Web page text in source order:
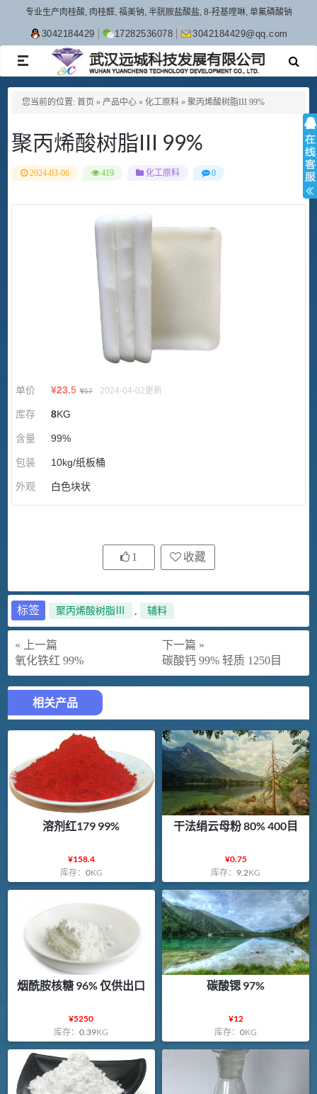
专业生产肉桂酸, 肉桂醛, 福美钠, 半胱胺盐酸盐, 8-羟基喹啉, 单氟磷酸钠
3042184429 17282536078 3042184429@qq.com
TOGGLE
NAVIGATION
您当前的位置: 首页 » 产品中心 » 化工原料 » 聚丙烯酸树脂III 99%
聚丙烯酸树脂III 99%
2024-03-06 419 化工原料 0
单价 ¥23.5 ¥57 2024-04-02更新
库存 8KG
含量 99%
包装 10kg/纸板桶
外观 白色块状
1 收藏
标签 聚丙烯酸树脂Ⅲ , 辅料
« 上一篇
氧化铁红 99%
下一篇 »
碳酸钙 99% 轻质 1250目
相关产品
溶剂红179 99%
¥158.4
库存： 0KG
干法绢云母粉 80% 400目
¥0.75
库存： 9.2KG
烟酰胺核糖 96% 仅供出口
¥5250
库存：0.39KG
碳酸锶 97%
¥12
库存：0KG